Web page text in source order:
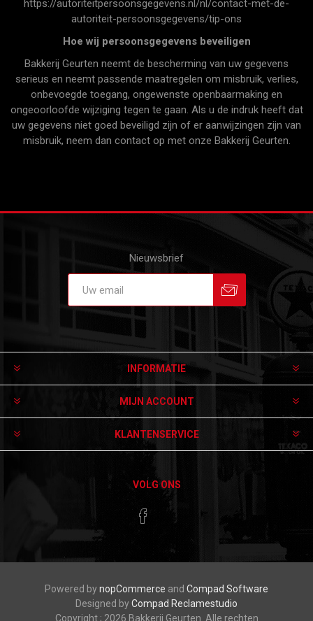
https://autoriteitpersoonsgegevens.nl/nl/contact-met-de-
autoriteit-persoonsgegevens/tip-ons
Hoe wij persoonsgegevens beveiligen
Bakkerij Geurten neemt de bescherming van uw gegevens
serieus en neemt passende maatregelen om misbruik, verlies,
onbevoegde toegang, ongewenste openbaarmaking en
ongeoorloofde wijziging tegen te gaan. Als u de indruk heeft dat
uw gegevens niet goed beveiligd zijn of er aanwijzingen zijn van
misbruik, neem dan contact op met onze Bakkerij Geurten.
Nieuwsbrief
INFORMATIE
MIJN ACCOUNT
KLANTENSERVICE
VOLG ONS
Powered bynopCommerce and Compad Software
Designed byCompad Reclamestudio
Copyright ; 2026 Bakkerij Geurten. Alle rechten